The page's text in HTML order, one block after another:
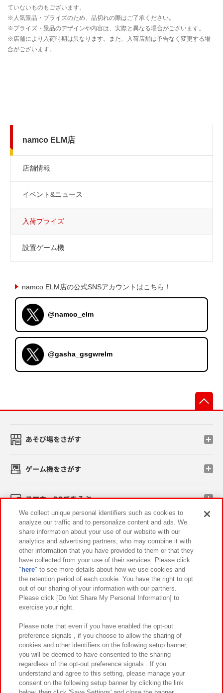
namco ELM店
店舗情報
イベント&ニュース
入荷プライズ
設置ゲーム機
namco ELM店の公式SNSアカウントはこちら！
@namco_elm
@gasha_gsgwrelm
あそび場をさがす
ゲーム機をさがす
スマホ・PCであそぶ
イベント・キャンペーン
関連会社 サステナビリティ サイトポリシー
プライバシーポリシー ウェブアクセシビリティ方針と検証結果
お取引先さまとともに
カスタマーハラスメント対応方針 よくあるご質問・お問い合わせ
We collect unique personal identifiers such as cookies to
analyze our traffic and to personalize content and ads. We
share information about your use of our website with our
analytics and advertising partners, who may combine it with
other information that you have provided to them or that they
have collected from your use of their services. Please click
" here" to see more details about how we use cookies and
the retention period of each cookie. You have the right to opt
out of our sharing of your information with our partners.
Please click [Do Not Share My Personal Information] to
exercise your right.
Please note that even if you have enabled the opt-out
preference signals , if you choose to allow the sharing of
cookies and other identifiers on the following setup banner,
you will be deemed to have consented to the sharing
regardless of the opt-out preference signals . If you
understand and agree to this setting, please manage your
consent on the following setup banner by clicking the link